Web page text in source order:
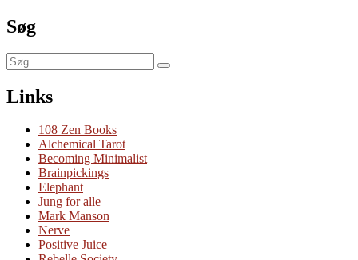
Søg
Søg
efter:
Søg
Links
108 Zen Books
Alchemical Tarot
Becoming Minimalist
Brainpickings
Elephant
Jung for alle
Mark Manson
Nerve
Positive Juice